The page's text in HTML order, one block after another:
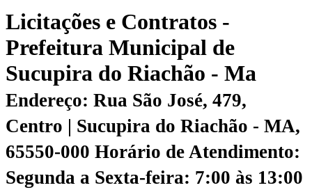
Licitações e Contratos -
Prefeitura Municipal de
Sucupira do Riachão - Ma
Endereço: Rua São José, 479,
Centro | Sucupira do Riachão - MA,
65550-000 Horário de Atendimento:
Segunda a Sexta-feira: 7:00 às 13:00